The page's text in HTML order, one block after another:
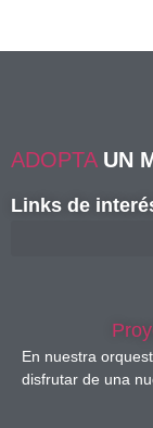
ADOPTA UN
Links de
En nuestra
disfrutar de una